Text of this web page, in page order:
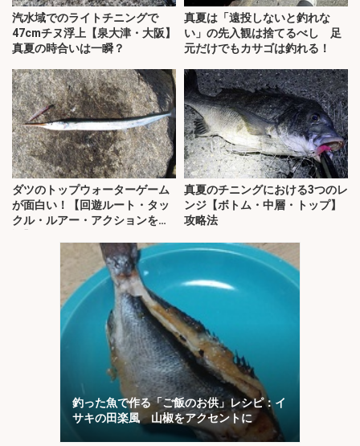
汽水域でのライトチニングで
47cmチヌ浮上【泉大津・大阪】
真夏の時合いは一瞬？
真夏は「遠投しないと釣れな
い」の先入観は捨てるべし 足
元だけでもカサゴは釣れる！
ダツのトップウォーターゲーム
が面白い！【回遊ルート・タッ
クル・ルアー・アクションを解
真夏のチニングにおける3つのレ
ンジ【ボトム・中層・トップ】
攻略法
釣った魚で作る「ご飯のお供」レシピ：イ
サキの田楽風 山椒をアクセントに